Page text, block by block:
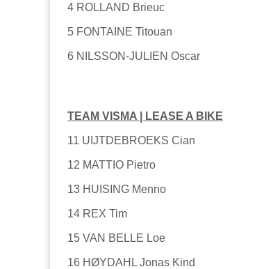
4 ROLLAND Brieuc
5 FONTAINE Titouan
6 NILSSON-JULIEN Oscar
TEAM VISMA | LEASE A BIKE
11 UIJTDEBROEKS Cian
12 MATTIO Pietro
13 HUISING Menno
14 REX Tim
15 VAN BELLE Loe
16 HØYDAHL Jonas Kind